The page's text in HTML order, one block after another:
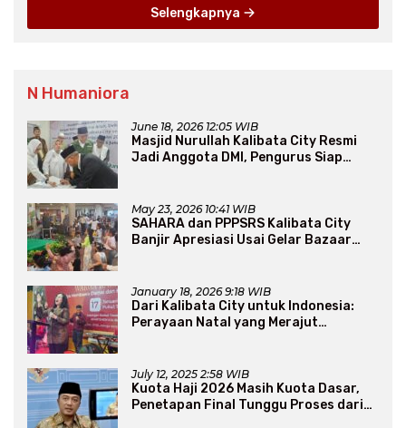
Selengkapnya
N Humaniora
June 18, 2026 12:05 WIB
Masjid Nurullah Kalibata City Resmi
Jadi Anggota DMI, Pengurus Siap
May 23, 2026 10:41 WIB
SAHARA dan PPPSRS Kalibata City
Banjir Apresiasi Usai Gelar Bazaar
January 18, 2026 9:18 WIB
Dari Kalibata City untuk Indonesia:
Perayaan Natal yang Merajut
July 12, 2025 2:58 WIB
Kuota Haji 2026 Masih Kuota Dasar,
Penetapan Final Tunggu Proses dari